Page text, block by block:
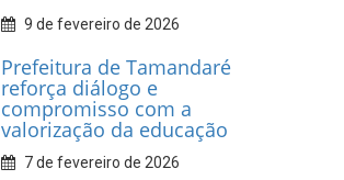
Prefeitura de Tamandaré
realiza entrega de placas à
Associação dos Taxistas Rota
Car Service
10 de fevereiro de 2026